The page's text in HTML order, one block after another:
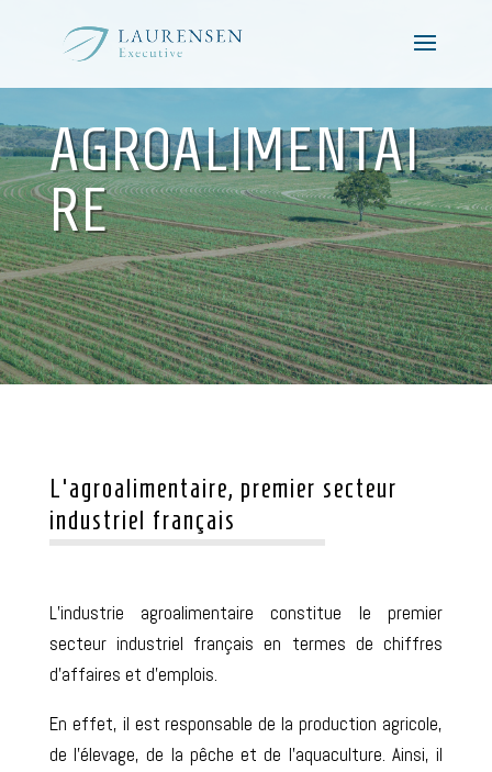
AGROALIMENTAI
RE
L’agroalimentaire, premier secteur
industriel français
L’industrie agroalimentaire constitue le premier
secteur industriel français en termes de chiffres
d’affaires et d’emplois.
En effet, il est responsable de la production agricole,
de l’élevage, de la pêche et de l’aquaculture. Ainsi, il